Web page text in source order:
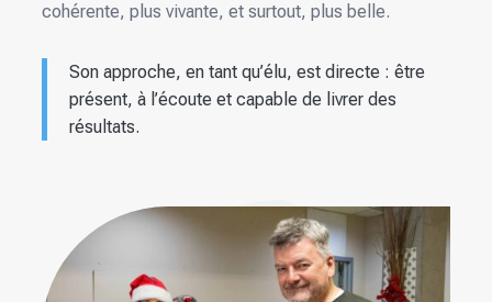
cohérente, plus vivante, et surtout, plus belle.
Son approche, en tant qu’élu, est directe : être
présent, à l’écoute et capable de livrer des
résultats.